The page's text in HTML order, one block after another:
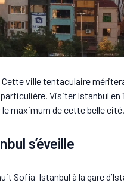
Cette ville tentaculaire
Visiter Istanbul
maximum de cette belle cité.
s’éveille
nuit Sofia-Istanbul à la gare